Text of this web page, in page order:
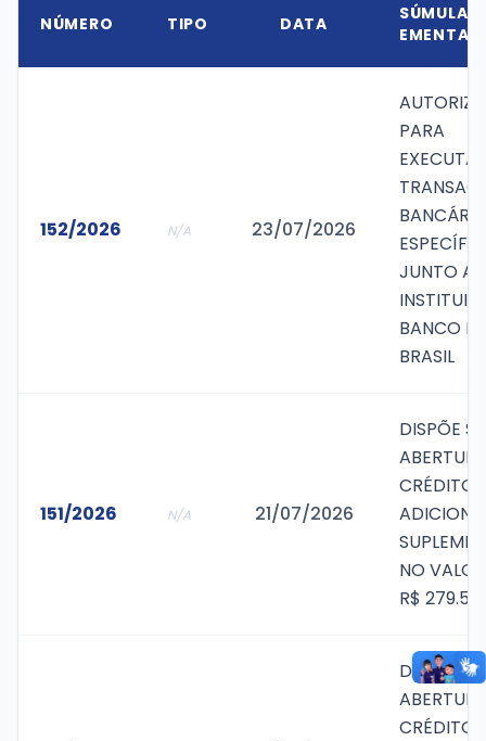
NÚMERO TIPO DATA
SÚMULA /
EMENTA
152/2026 N/A 23/07/2026
PARA
JUNTO A
BANCO
BRASIL
151/2026 N/A 21/07/2026
DISPÕE
CRÉDITO
NO
R$
DISPÕE
CRÉDITO